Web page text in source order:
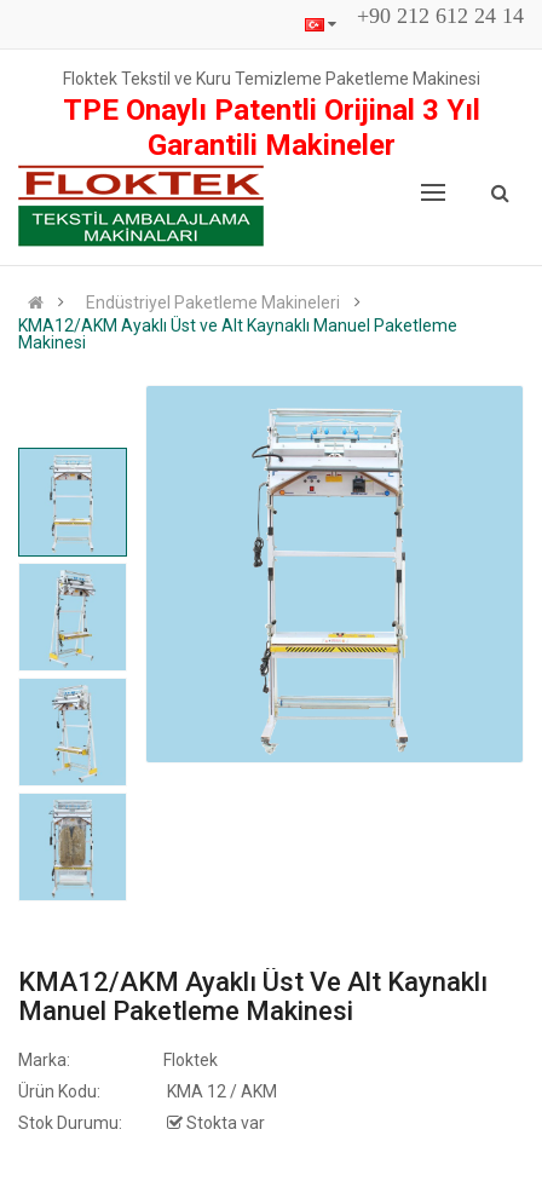
+90 212 612 24 14
Floktek Tekstil ve Kuru Temizleme Paketleme Makinesi
TPE Onaylı Patentli Orijinal 3 Yıl
Garantili Makineler
Endüstriyel Paketleme Makineleri
KMA12/AKM Ayaklı Üst ve Alt Kaynaklı Manuel Paketleme
Makinesi
KMA12/AKM Ayaklı Üst Ve Alt Kaynaklı
Manuel Paketleme Makinesi
Marka:
Floktek
Ürün Kodu:
KMA 12 / AKM
Stok Durumu:
Stokta var